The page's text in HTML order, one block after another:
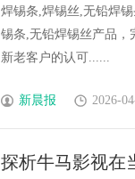
无铅焊锡片,铜
焊锡条,焊锡丝,无铅焊
锡条,无铅焊锡丝产品，
新老客户的认可......
新晨报 2026-
探析牛马影视在